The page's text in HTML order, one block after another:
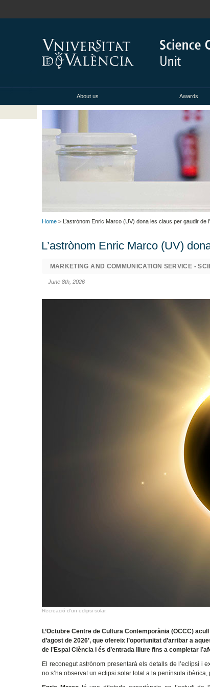
About us Awards
Home > L’astrònom Enric Marco (UV) dona les claus per gaudir de
L’astrònom Enric Marco (UV)
MARKETING AND COMMUNICATION SERVICE -
June 8th, 2026
Recreació d'un eclipsi solar.
L’Octubre Centre de Cultura Contemporània (OCCC)
d’agost de 2026’, que ofereix l’oportunitat d’arribar a
de l’Espai Ciència i és d’entrada lliure fins a completar
El reconegut astrònom presentarà els detalls de l’eclipsi i
no s’ha observat un eclipsi solar total a la península